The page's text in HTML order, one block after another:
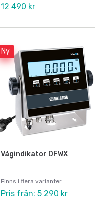
12 490 kr
Ny
Vågindikator DFWX
Finns i flera varianter
Pris från: 5 290 kr